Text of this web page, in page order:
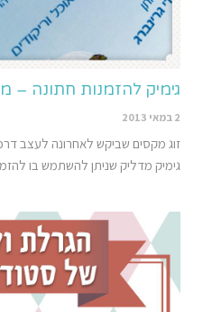
גימיק להזמנות חתונה –
2 במאי 2013
זוג מקסים שביקש לאחרונה לעצב
גימיק מדליק שניתן להשתמש בו